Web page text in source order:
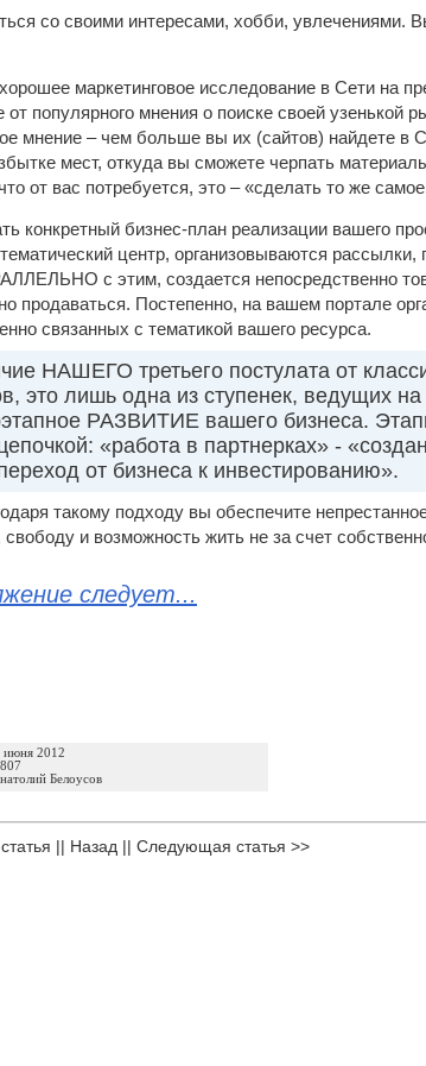
со своими интересами, хобби, увлечениями.
маркетинговое исследование в Сети на
от популярного мнения о поиске своей узенькой
мнение – чем больше вы их (сайтов) найдете в
мест, откуда вы сможете черпать
от вас потребуется, это – «сделать то же
конкретный бизнес-план реализации вашего
центр, организовываются
с этим, создается непосредственно
продаваться. Постепенно, на вашем портале
связанных с тематикой вашего ресурса.
НАШЕГО третьего постулата от
это лишь одна из ступенек, ведущих
РАЗВИТИЕ вашего бизнеса.
«работа в партнерках» -
от бизнеса к инвестированию».
такому подходу вы обеспечите
свободу и возможность жить не за счет
следует...
июня 2012
Белоусов
|| Назад || Следующая статья >>